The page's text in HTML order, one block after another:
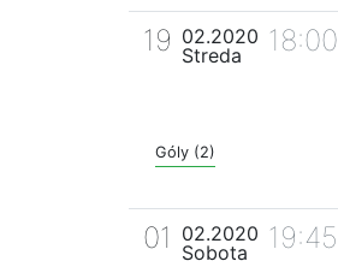
19 02.2020
Streda
18:00
Góly (2)
01
02.2020
Sobota
19:45